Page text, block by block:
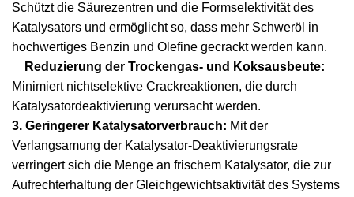
Schützt die Säurezentren und die Formselektivität des
Katalysators und ermöglicht so, dass mehr Schweröl in
hochwertiges Benzin und Olefine gecrackt werden kann.
Reduzierung der Trockengas- und Koksausbeute:
Minimiert nichtselektive Crackreaktionen, die durch
Katalysatordeaktivierung verursacht werden.
3. Geringerer Katalysatorverbrauch: Mit der
Verlangsamung der Katalysator-Deaktivierungsrate
verringert sich die Menge an frischem Katalysator, die zur
Aufrechterhaltung der Gleichgewichtsaktivität des Systems